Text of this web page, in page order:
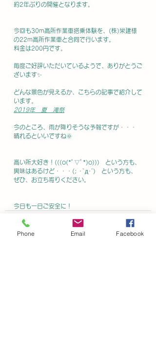
約2年ぶりの開催となります。
今回も30m高所作業車搭乗体験を、(株)栄建様
の22m高所作業車と合同で行います。
料金は200円です。
毎度ご好評いただいているようで、ありがとうご
ざいます✨
どんな景色が見えるか、こちらの記事で紹介して
います。
2019年　夏　滝祭
今のところ、雨が降りそうな予報ですが・・・
晴れるといいですね🌞
高い所大好き！(((o(*ﾟ▽ﾟ*)o)))　という方も、
興味はあるけど・・・(; ･`д･´)　という方も、
ぜひ、お立ち寄りください。
今日も一日ご安全に！
Phone Email Facebook